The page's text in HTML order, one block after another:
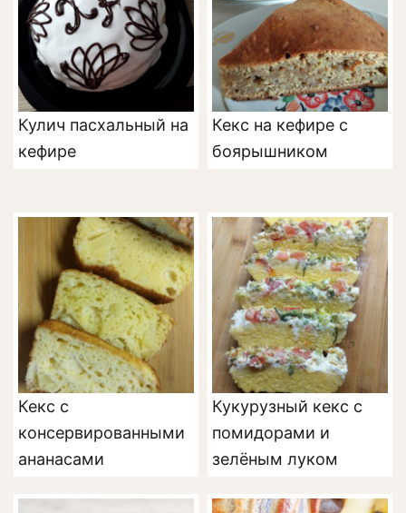
Кулич пасхальный на
кефире
Кекс на кефире с
боярышником
Кекс с
консервированными
ананасами
Кукурузный кекс с
помидорами и
зелёным луком